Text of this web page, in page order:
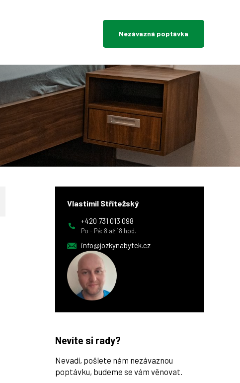
Nezávazná poptávka
Vlastimil Střítežský
+420 731 013 098
Po - Pá: 8 až 18 hod.
info@jozkynabytek.cz
Nevíte si rady?
Nevadí, pošlete nám nezávaznou
poptávku, budeme se vám věnovat.